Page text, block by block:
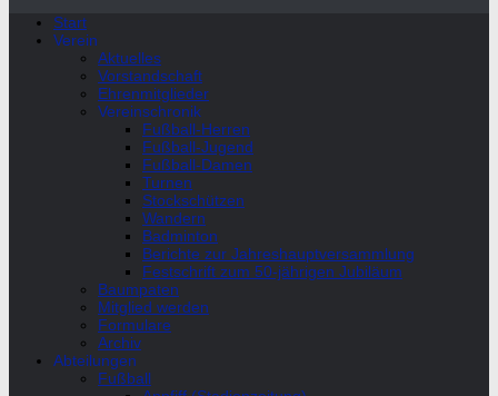
Start
Verein
Aktuelles
Vorstandschaft
Ehrenmitglieder
Vereinschronik
Fußball-Herren
Fußball-Jugend
Fußball-Damen
Turnen
Stockschützen
Wandern
Badminton
Berichte zur Jahreshauptversammlung
Festschrift zum 50-jährigen Jubiläum
Baumpaten
Mitglied werden
Formulare
Archiv
Abteilungen
Fußball